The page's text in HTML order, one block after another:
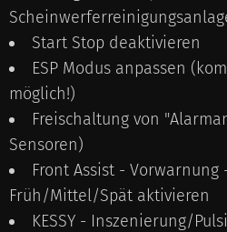
Start Stop deaktivieren
ESP Modus anpassen
möglich!)
Freischaltung von
Sensoren)
Front Assist - Vorwarnung
Früh/Mittel/Spät aktivieren
KESSY - Inszenierung/